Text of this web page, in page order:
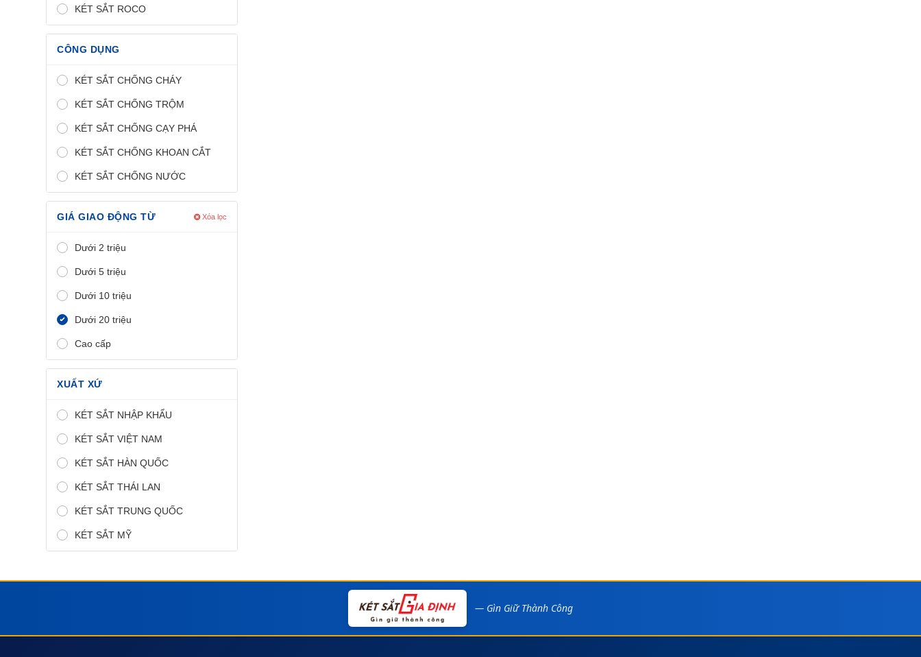
KÉT SẮT ROCO
CÔNG DỤNG
KÉT SẮT CHỐNG CHÁY
KÉT SẮT CHỐNG TRỘM
KÉT SẮT CHỐNG CẠY PHÁ
KÉT SẮT CHỐNG KHOAN CẮT
KÉT SẮT CHỐNG NƯỚC
GIÁ GIAO ĐỘNG TỪ Xóa lọc
Dưới 2 triệu
Dưới 5 triệu
Dưới 10 triệu
Dưới 20 triệu
Cao cấp
XUẤT XỨ
KÉT SẮT NHẬP KHẨU
KÉT SẮT VIỆT NAM
KÉT SẮT HÀN QUỐC
KÉT SẮT THÁI LAN
KÉT SẮT TRUNG QUỐC
KÉT SẮT MỸ
— Gìn Giữ Thành Công